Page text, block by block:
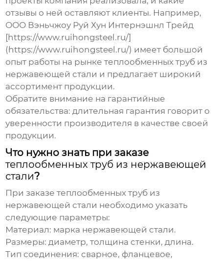
отзывы о ней оставляют клиенты. Например,
ООО Вэньчжоу Руй Хун Интернэшнл Трейд
[https://www.ruihongsteel.ru/]
(https://www.ruihongsteel.ru/) имеет большой
опыт работы на рынкетеплообменных труб из
нержавеющей стали и предлагает широкий
ассортимент продукции.
Обратите внимание на гарантийные
обязательства: длительная гарантия говорит о
уверенности производителя в качестве своей
продукции.
Что нужно знать при заказе
теплообменных труб из нержавеющей
стали?
При заказетеплообменных труб из
нержавеющей стали необходимо указать
следующие параметры:
Материал: марка нержавеющей стали.
Размеры: диаметр, толщина стенки, длина.
Тип соединения: сварное, фланцевое,